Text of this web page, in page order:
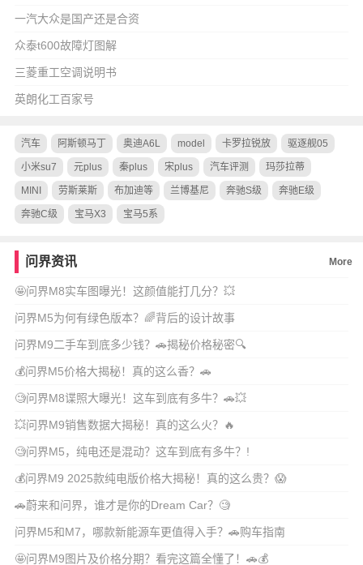
一汽大众是国产还是合资
众泰t600故障灯图解
三菱重工空调说明书
英朗化工百家号
汽车 阿斯顿马丁 奥迪A6L model 卡罗拉锐放 驱逐舰05
小米su7 元plus 秦plus 宋plus 汽车评测 玛莎拉蒂
MINI 劳斯莱斯 布加迪等 兰博基尼 奔驰S级 奔驰E级
奔驰C级 宝马X3 宝马5系
问界资讯 More
🤩问界M8实车图曝光！这颜值能打几分？💥
问界M5为何有绿色版本？🌈背后的设计故事
问界M9二手车到底多少钱？🚗揭秘价格秘密🔍
💰问界M5价格大揭秘！真的这么香？🚗
🧐问界M8谍照大曝光！这车到底有多牛？🚗💥
💥问界M9销售数据大揭秘！真的这么火？🔥
🧐问界M5，纯电还是混动？这车到底有多牛？!
💰问界M9 2025款纯电版价格大揭秘！真的这么贵？😱
🚗蔚来和问界，谁才是你的Dream Car？🧐
问界M5和M7，哪款新能源车更值得入手？🚗购车指南
🤩问界M9图片及价格分期？看完这篇全懂了！🚗💰